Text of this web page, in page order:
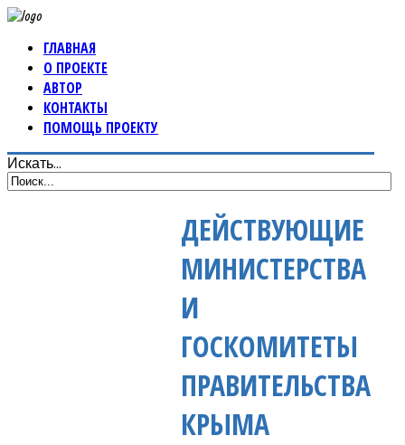
ГЛАВНАЯ
О ПРОЕКТЕ
АВТОР
КОНТАКТЫ
ПОМОЩЬ ПРОЕКТУ
Искать...
ДЕЙСТВУЮЩИЕ
МИНИСТЕРСТВА
И
ГОСКОМИТЕТЫ
ПРАВИТЕЛЬСТВА
КРЫМА